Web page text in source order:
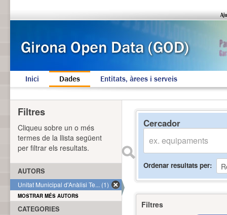
Inici Dades Entitats, àrees i serveis
Cercador
Ordenar resultats per
Filtres
Filtres
Cliqueu sobre un o més
termes de la llista següent
per filtrar els resultats.
AUTORS
Unitat Municipal d'Anàlisi Te... (1)
MOSTRAR MÉS AUTORS
CATEGORIES